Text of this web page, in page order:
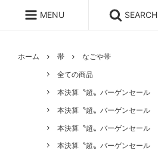
MENU SEARCH
ホーム 帯
なごや帯
全ての商品
本決算〝超〟バーゲンセール
本決算〝超〟バーゲンセール
本決算〝超〟バーゲンセール
本決算〝超〟バーゲンセール